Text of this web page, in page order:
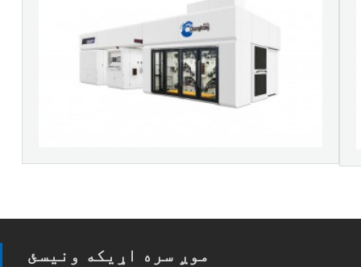
موږ سره اړیکه ونیسئ